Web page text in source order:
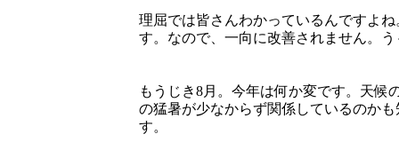
理屈では皆さんわかっているんですよ
す。なので、一向に改善されません。う
もうじき8月。今年は何か変です。天候
の猛暑が少なからず関係しているのか
す。